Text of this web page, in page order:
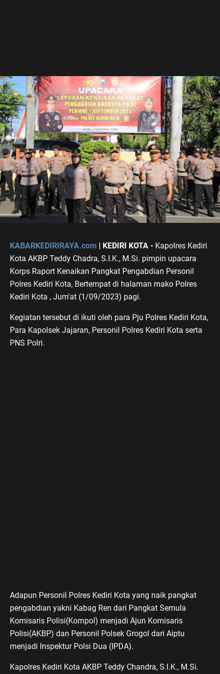
KABARKEDIRIRAYA.com | KEDIRI KOTA - Kapolres Kediri
Kota AKBP Teddy Chadra, S.I.K., M.Si. pimpin upacara
Korps Raport Kenaikan Pangkat Pengabdian Personil
Polres Kediri Kota, Bertempat di halaman mako Polres
Kediri Kota , Jum'at (1/09/2023) pagi.
Kegiatan tersebut di ikuti oleh para Pju Polres Kediri Kota,
Para Kapolsek Jajaran, Personil Polres Kediri Kota serta
PNS Polri.
Adapun Personil Polres Kediri Kota yang naik pangkat
pengabdian yakni Kabag Ren dari Pangkat Semula
Komisaris Polisi(Kompol) menjadi Ajun Komisaris
Polisi(AKBP) dan Personil Polsek Grogol dari Aiptu
menjadi Inspektur Polsi Dua (IPDA).
Kapolres Kediri Kota AKBP Teddy Chandra, S.I.K., M.Si.